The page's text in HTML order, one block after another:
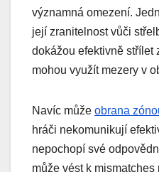
významná omezení.
její zranitelnost vůči
dokážou efektivně střílet
mohou využít mezery v
Navíc může obrana
hráči nekomunikují
nepochopí své
může vést k